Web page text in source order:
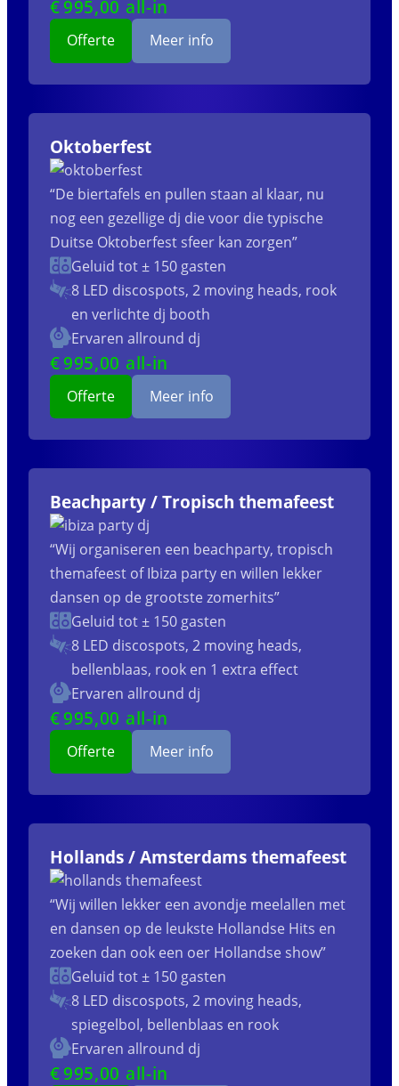
€995,00 all-in
Offerte Meer info
Oktoberfest
“De biertafels en pullen staan al klaar, nu
nog een gezellige dj die voor die typische
Duitse Oktoberfest sfeer kan zorgen”
Geluid tot ± 150 gasten
8 LED discospots, 2 moving heads, rook
en verlichte dj booth
Ervaren allround dj
€995,00 all-in
Offerte Meer info
Beachparty / Tropisch themafeest
“Wij organiseren een beachparty, tropisch
themafeest of Ibiza party en willen lekker
dansen op de grootste zomerhits”
Geluid tot ± 150 gasten
8 LED discospots, 2 moving heads,
bellenblaas, rook en 1 extra effect
Ervaren allround dj
€995,00 all-in
Offerte Meer info
Hollands / Amsterdams themafeest
“Wij willen lekker een avondje meelallen met
en dansen op de leukste Hollandse Hits en
zoeken dan ook een oer Hollandse show”
Geluid tot ± 150 gasten
8 LED discospots, 2 moving heads,
spiegelbol, bellenblaas en rook
Ervaren allround dj
€995,00 all-in